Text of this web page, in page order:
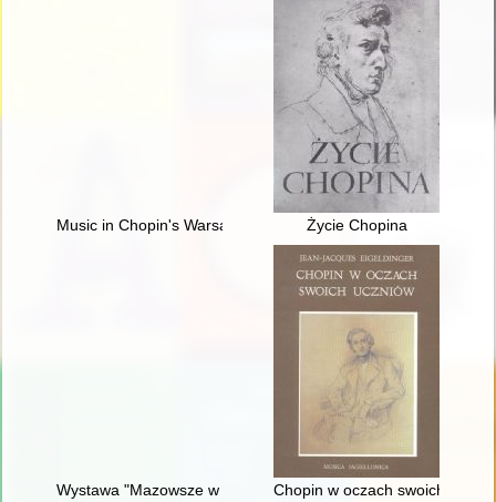
Music in Chopin's Warsaw Życie Chopina
Wystawa "Mazowsze w czasach Chopina" - połączenie
Chopin w oczach swoich